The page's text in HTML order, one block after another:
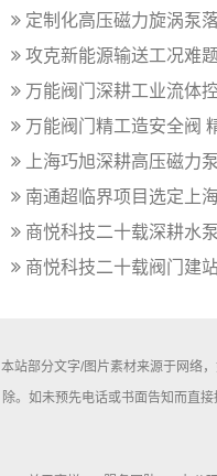
定制化高压磁力旋涡泵
攻克新能源输送工况难
万能阀门深耕工业流体
万能阀门精工造安全阀
上海巧旭深耕高压磁力
南通超临界项目选定上
商悦科技二十载深耕水
商悦科技二十载阀门建
本站部分文字/图片素材来源于网络
除。如未预先电话或书面告知而直